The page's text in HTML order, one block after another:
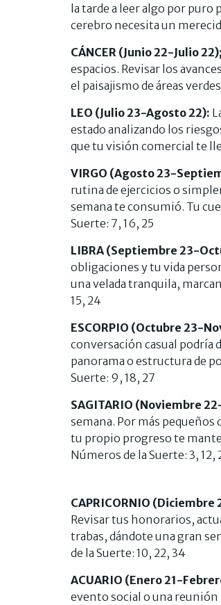
la tarde a leer algo por puro
cerebro necesita un
CÁNCER (Junio 22-Julio 22);
espacios. Revisar los
el paisajismo de áreas
LEO (Julio 23-Agosto 22):
estado analizando los
que tu visión comercial te
VIRGO (Agosto 23-
rutina de ejercicios o
semana te consumió. Tu
Suerte: 7, 16, 25
LIBRA (Septiembre 23-
obligaciones y tu vida
una velada tranquila,
15, 24
ESCORPIO (Octubre 23-
conversación casual podría
panorama o estructura de
Suerte: 9, 18, 27
SAGITARIO (Noviembre
semana. Por más
tu propio progreso te
Números de la Suerte: 3, 12,
CAPRICORNIO (Diciembre
Revisar tus honorarios,
trabas, dándote una gran
de la Suerte: 10, 22, 34
ACUARIO (Enero 21-
evento social o una